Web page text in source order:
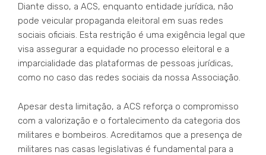
Diante disso, a ACS, enquanto entidade jurídica, não
pode veicular propaganda eleitoral em suas redes
sociais oficiais. Esta restrição é uma exigência legal que
visa assegurar a equidade no processo eleitoral e a
imparcialidade das plataformas de pessoas jurídicas,
como no caso das redes sociais da nossa Associação.
Apesar desta limitação, a ACS reforça o compromisso
com a valorização e o fortalecimento da categoria dos
militares e bombeiros. Acreditamos que a presença de
militares nas casas legislativas é fundamental para a